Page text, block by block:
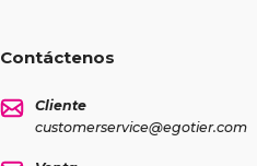
Contáctenos
Cliente
customerservice@egotier.com